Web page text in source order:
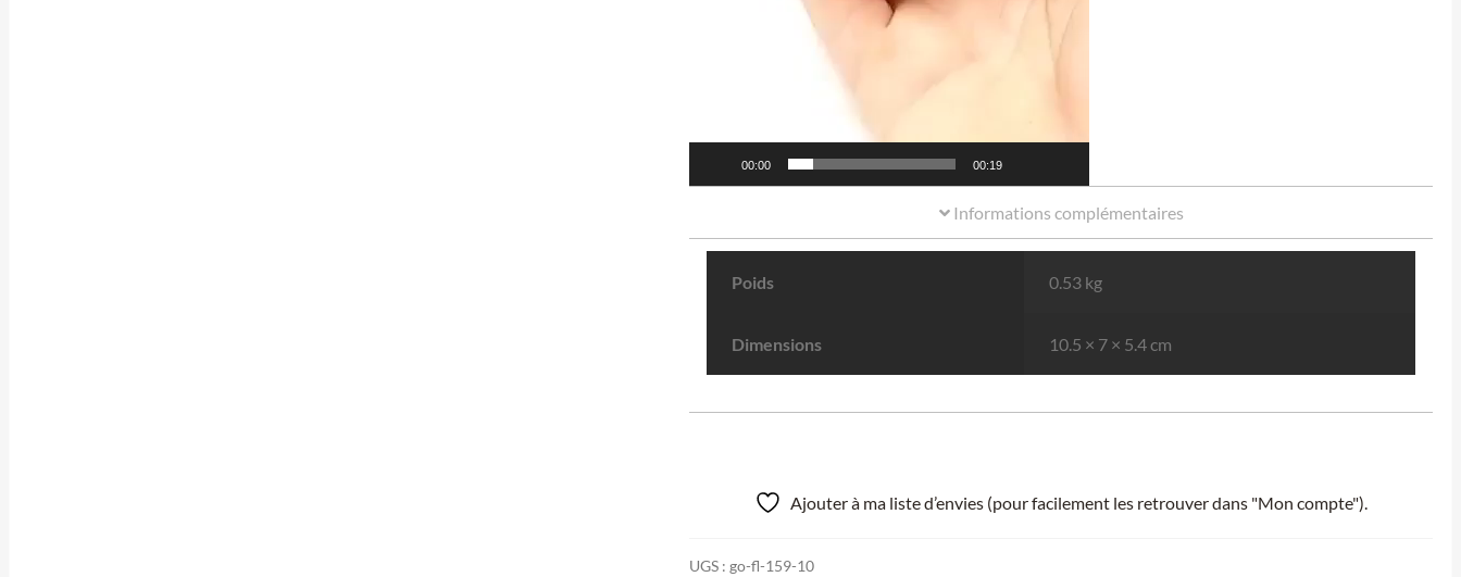
00:00 00:19
Informations complémentaires
Poids 0.53 kg
Dimensions 10.5 × 7 × 5.4 cm
Ajouter à ma liste d’envies (pour facilement les retrouver dans "Mon compte").
UGS : go-fl-159-10